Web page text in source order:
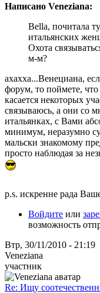
Написано Veneziana:
Bella, почитала
итальянских
Охота
м-м?
ахахха...Венециана,
форум, то поймете, что
касается некоторых
связываюсь, а они со
итальянках, с Вами
минимум, неразумно
мальски знакомому
просто наблюдая за
p.s. искренне рада
Войдите или
возможность
Втр, 30/11/2010 - 21:19
Veneziana
участник
Re: Ищу